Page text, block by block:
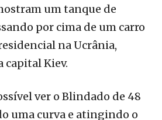
um tanque de
por cima de um carro
na Ucrânia,
capital Kiev.
ver o Blindado de 48
uma curva e atingindo o